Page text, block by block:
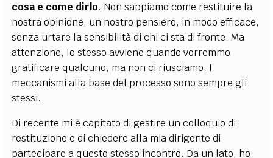
cosa e come dirlo. Non sappiamo come restituire la
nostra opinione, un nostro pensiero, in modo efficace,
senza urtare la sensibilità di chi ci sta di fronte. Ma
attenzione, lo stesso avviene quando vorremmo
gratificare qualcuno, ma non ci riusciamo. I
meccanismi alla base del processo sono sempre gli
stessi.
Di recente mi è capitato di gestire un colloquio di
restituzione e di chiedere alla mia dirigente di
partecipare a questo stesso incontro. Da un lato, ho